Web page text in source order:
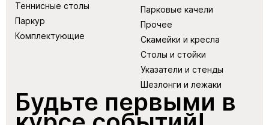
Теннисные столы
Паркур
Комплектующие
Парковые качели
Прочее
Скамейки и кресла
Столы и стойки
Указатели и стенды
Шезлонги и лежаки
Будьте первыми в